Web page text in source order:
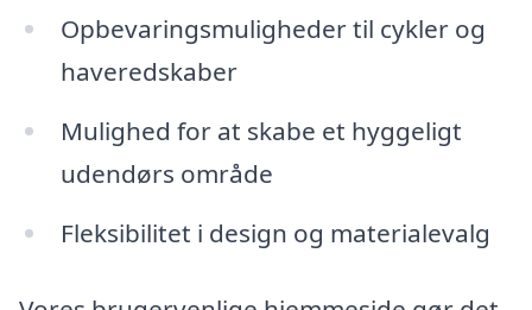
Opbevaringsmuligheder til cykler og
haveredskaber
Mulighed for at skabe et hyggeligt
udendørs område
Fleksibilitet i design og materialevalg